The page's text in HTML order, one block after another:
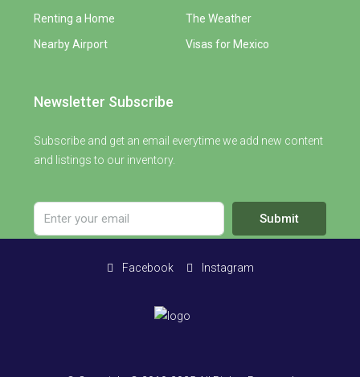
Renting a Home
Nearby Airport
The Weather
Visas for Mexico
Newsletter Subscribe
Subscribe and get an email everytime we add new content
and listings to our inventory.
Submit
Facebook Instagram